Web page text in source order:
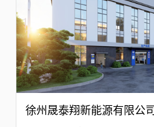
徐州晟泰翔新能源有限公司